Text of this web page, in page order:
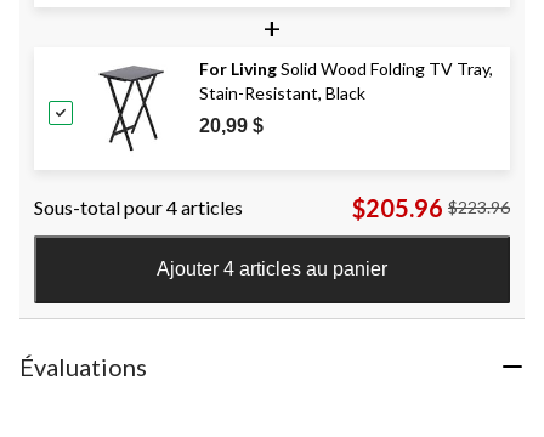
+
For LivingSolid Wood Folding TV Tray,
Stain-Resistant, Black
20,99 $
Sous-total pour 4 articles $205.96 $223.96
Ajouter 4 articles au panier
Évaluations